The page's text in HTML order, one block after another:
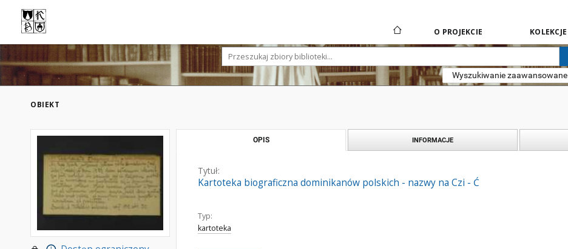
O PROJEKCIE KOLEKCJE
Wyszukiwanie zaawansowane
OBIEKT
OPIS INFORMACJE
Tytuł:
Kartoteka biograficzna dominikanów polskich - nazwy na Czi - Ć
Typ:
kartoteka